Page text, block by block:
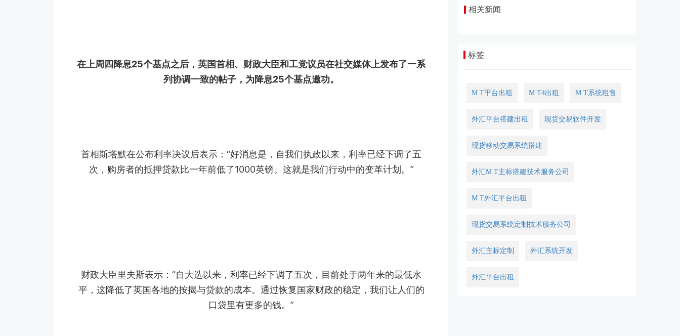
在上周四降息25个基点之后，英国首相、财政大臣和工党议员在社交媒体上发布了一系
列协调一致的帖子，为降息25个基点邀功。
首相斯塔默在公布利率决议后表示：“好消息是，自我们执政以来，利率已经下调了五
次，购房者的抵押贷款比一年前低了1000英镑。这就是我们行动中的变革计划。”
财政大臣里夫斯表示：“自大选以来，利率已经下调了五次，目前处于两年来的最低水
平，这降低了英国各地的按揭与贷款的成本。通过恢复国家财政的稳定，我们让人们的
口袋里有更多的钱。”
相关新闻
标签
M T平台出租 M T4出租 M T系统租售
外汇平台搭建出租 现货交易软件开发
现货移动交易系统搭建
外汇M T主标搭建技术服务公司
M T外汇平台出租
现货交易系统定制技术服务公司
外汇主标定制 外汇系统开发
外汇平台出租